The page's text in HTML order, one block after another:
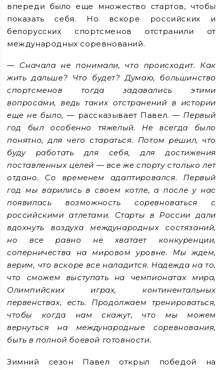
впереди было еще множество стартов, чтобы
показать себя. Но вскоре российских и
белорусских спортсменов отстранили от
международных соревнований.
— Сначала не понимали, что происходит. Как
жить дальше? Что будет? Думаю, большинство
спортсменов тогда задавались этими
вопросами, ведь таких отстранений в истории
еще не было, — рассказывает Павел. — Первый
год был особенно тяжелый. Не всегда было
понятно, для чего стараться. Потом решил, что
буду работать для себя, для достижения
поставленных целей — все же спорту столько лет
отдано. Со временем адаптировался. Первый
год мы варились в своем котле, а после у нас
появилась возможность соревноваться с
российскими атлетами. Старты в России дали
вдохнуть воздуха международных состязаний,
но все равно не хватает конкуренции,
соперничества на мировом уровне. Мы ждем,
верим, что вскоре все наладится. Надежда на то,
что сможем выступать на чемпионатах мира,
Олимпийских играх, континентальных
первенствах, есть. Продолжаем тренироваться,
чтобы когда нам скажут, что мы можем
вернуться на международные соревнования,
быть в полной боевой готовности.
Зимний сезон Павел открыл победой на